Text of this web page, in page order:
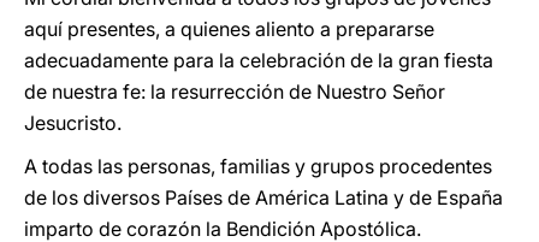
aquí presentes, a quienes aliento a prepararse
adecuadamente para la celebración de la gran fiesta
de nuestra fe: la resurrección de Nuestro Señor
Jesucristo.
A todas las personas, familias y grupos procedentes
de los diversos Países de América Latina y de España
imparto de corazón la Bendición Apostólica.